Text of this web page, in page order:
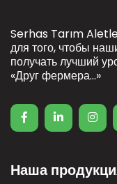
Serhas Tarım
для того, чтобы
получать лучший
«Друг фермера...»
Наша